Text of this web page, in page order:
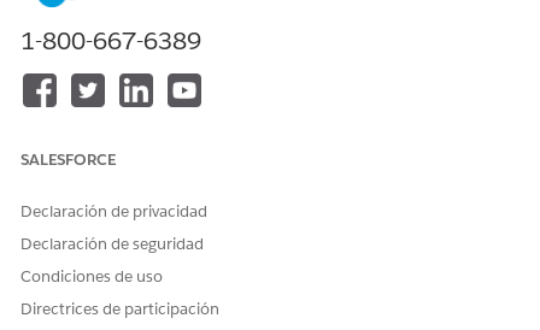
cuenta y contacto:
Desde Configuración, en el cuadro Búsqueda rápida,
Configuración de recopilaciones
1-800-667-6389
SALESFORCE
Declaración de privacidad
Declaración de seguridad
Condiciones de uso
Directrices de participación